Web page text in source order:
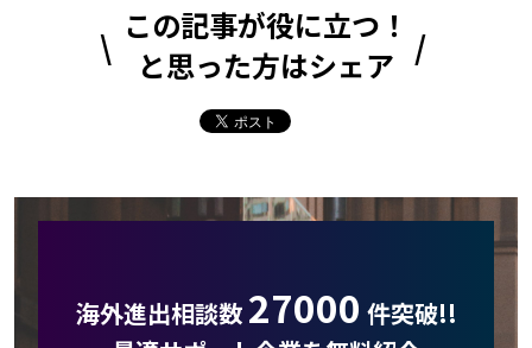
この記事が役に立つ！
と思った方はシェア
海外進出相談数 27000 件突破!!